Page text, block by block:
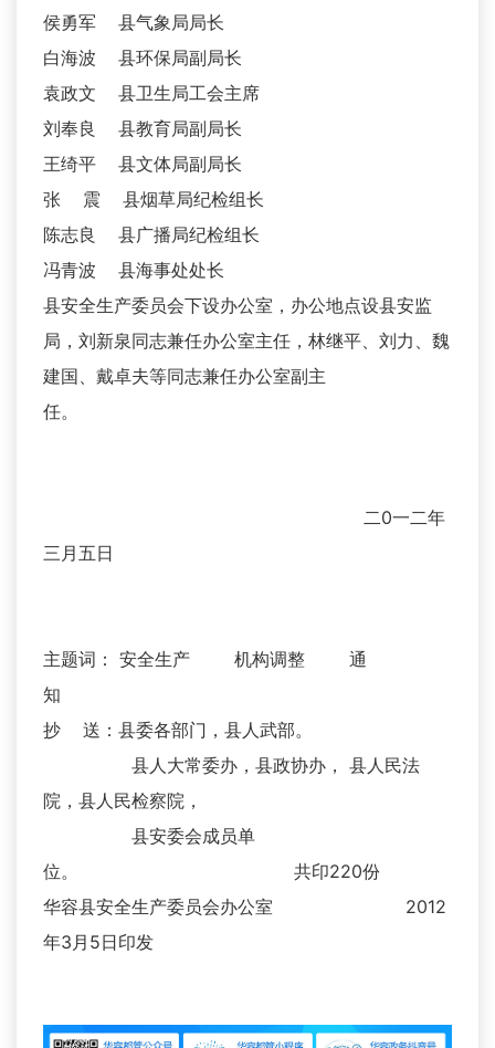
侯勇军 县气象局局长
白海波 县环保局副局长
袁政文 县卫生局工会主席
刘奉良 县教育局副局长
王绮平 县文体局副局长
张 震 县烟草局纪检组长
陈志良 县广播局纪检组长
冯青波 县海事处处长
县安全生产委员会下设办公室，办公地点设县安监
局，刘新泉同志兼任办公室主任，林继平、刘力、魏
建国、戴卓夫等同志兼任办公室副主
任。
二0一二年
三月五日
主题词： 安全生产 机构调整 通
知
抄 送：县委各部门，县人武部。
县人大常委办，县政协办， 县人民法
院，县人民检察院，
县安委会成员单
位。 共印220份
华容县安全生产委员会办公室 2012
年3月5日印发